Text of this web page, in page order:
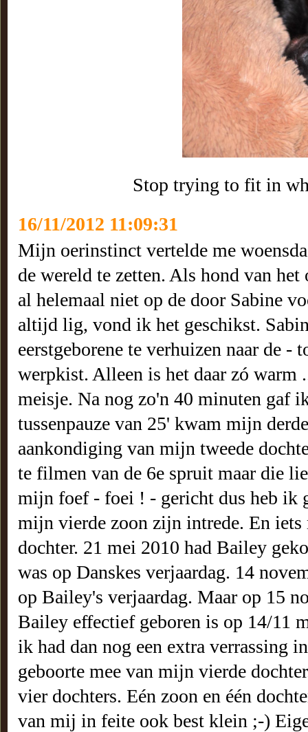
Stop trying to fit in
16/11/2012 11:09:31
Mijn oerinstinct vertelde me
de wereld te zetten. Als hond van
al helemaal niet op de door Sabine
altijd lig, vond ik het geschikst.
eerstgeborene te verhuizen naar de
werpkist. Alleen is het daar zó warm
meisje. Na nog zo'n 40 minuten gaf
tussenpauze van 25' kwam mijn
aankondiging van mijn tweede
te filmen van de 6e spruit maar die
mijn foef - foei ! - gericht dus heb ik
mijn vierde zoon zijn intrede. En
dochter. 21 mei 2010 had Bailey
was op Danskes verjaardag. 14
op Bailey's verjaardag. Maar op 15
Bailey effectief geboren is op 14/11
ik had dan nog een extra verrassing
geboorte mee van mijn vierde
vier dochters. Eén zoon en één
van mij in feite ook best klein ;-)